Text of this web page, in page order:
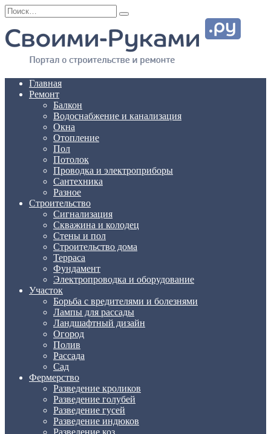
Перейти
к
содержанию
Search
for:
Главная
Ремонт
Балкон
Водоснабжение и канализация
Окна
Отопление
Пол
Потолок
Проводка и электроприборы
Сантехника
Разное
Строительство
Сигнализация
Скважина и колодец
Стены и пол
Строительство дома
Терраса
Фундамент
Электропроводка и оборудование
Участок
Борьба с вредителями и болезнями
Лампы для рассады
Ландшафтный дизайн
Огород
Полив
Рассада
Сад
Фермерство
Разведение кроликов
Разведение голубей
Разведение гусей
Разведение индюков
Разведение коз